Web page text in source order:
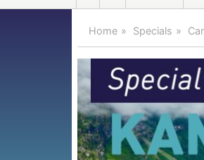
Home Specials